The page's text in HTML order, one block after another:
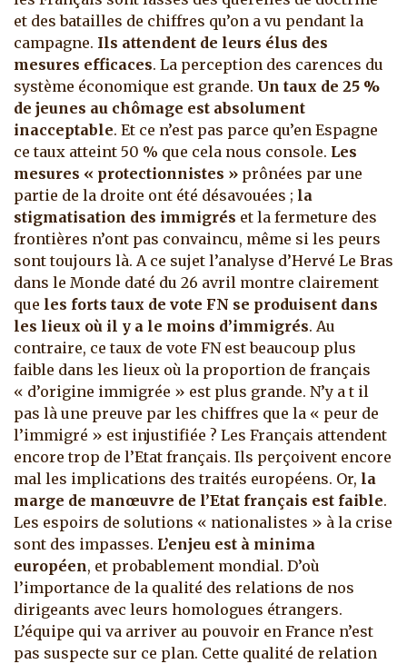
et des batailles de chiffres qu’on a vu pendant la
campagne. Ils attendent de leurs élus des
mesures efficaces. La perception des carences du
système économique est grande. Un taux de 25 %
de jeunes au chômage est absolument
inacceptable. Et ce n’est pas parce qu’en Espagne
ce taux atteint 50 % que cela nous console. Les
mesures « protectionnistes » prônées par une
partie de la droite ont été désavouées ; la
stigmatisation des immigrés et la fermeture des
frontières n’ont pas convaincu, même si les peurs
sont toujours là. A ce sujet l’analyse d’Hervé Le Bras
dans le Monde daté du 26 avril montre clairement
que les forts taux de vote FN se produisent dans
les lieux où il y a le moins d’immigrés. Au
contraire, ce taux de vote FN est beaucoup plus
faible dans les lieux où la proportion de français
« d’origine immigrée » est plus grande. N’y a t il
pas là une preuve par les chiffres que la « peur de
l’immigré » est injustifiée ? Les Français attendent
encore trop de l’Etat français. Ils perçoivent encore
mal les implications des traités européens. Or, la
marge de manœuvre de l’Etat français est faible.
Les espoirs de solutions « nationalistes » à la crise
sont des impasses. L’enjeu est à minima
européen, et probablement mondial. D’où
l’importance de la qualité des relations de nos
dirigeants avec leurs homologues étrangers.
L’équipe qui va arriver au pouvoir en France n’est
pas suspecte sur ce plan. Cette qualité de relation